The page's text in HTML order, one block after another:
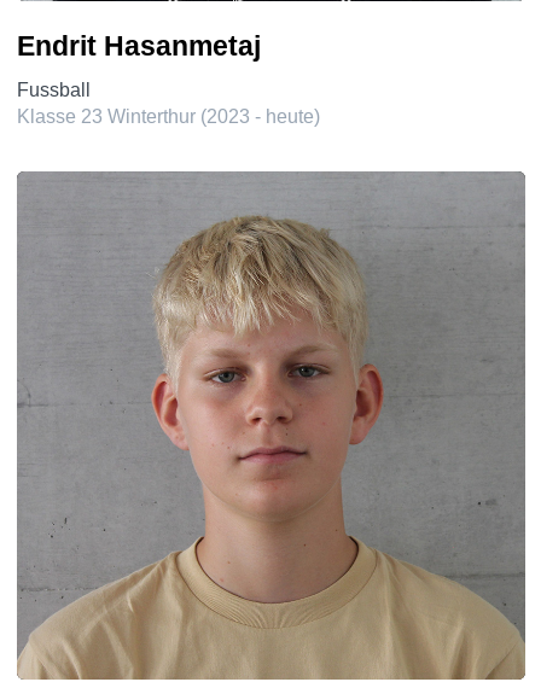
Endrit Hasanmetaj
Fussball
Klasse 23 Winterthur (2023 - heute)